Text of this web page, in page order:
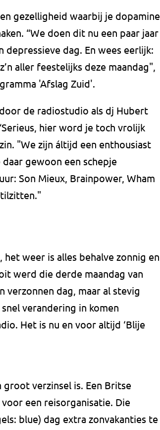
gezelligheid waarbij je dopamine
“We doen dit nu een paar jaar
dag. En wees eerlijk:
aller feestelijks deze maandag",
'Afslag Zuid'.
de radiostudio als dj Hubert
hier word je toch vrolijk
"We zijn áltijd een enthousiast
gewoon een schepje
Son Mieux, Brainpower, Wham
weer is alles behalve zonnig en
werd die derde maandag van
verzonnen dag, maar al stevig
verandering in komen
Het is nu en voor altijd ‘Blije
verzinsel is. Een Britse
een reisorganisatie. Die
blue) dag extra zonvakanties te